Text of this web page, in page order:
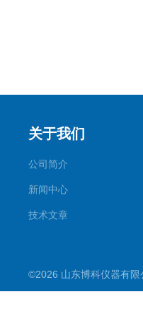
关于我们
公司简介
新闻中心
技术文章
©2026 山东博科仪器有